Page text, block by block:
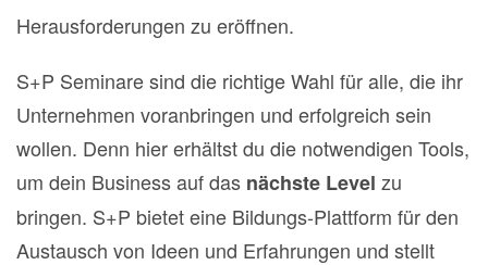
Herausforderungen zu eröffnen.
S+P Seminare sind die richtige Wahl für alle, die ihr
Unternehmen voranbringen und erfolgreich sein
wollen. Denn hier erhältst du die notwendigen Tools,
um dein Business auf das nächste Level zu
bringen. S+P bietet eine Bildungs-Plattform für den
Austausch von Ideen und Erfahrungen und stellt